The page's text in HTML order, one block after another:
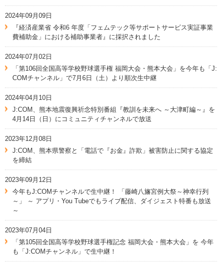
2024年09月09日
『経済産業省 令和6 年度「フェムテック等サポートサービス実証事業
費補助金」における補助事業者』に採択されました
2024年07月02日
「第106回全国高等学校野球選手権 福岡大会・熊本大会」を今年も「J:
COMチャンネル」で7月6日（土）より順次生中継
2024年04月10日
J:COM、熊本地震復興祈念特別番組『教訓を未来へ ～大津町編～』を
4月14日（日）にコミュニティチャンネルで放送
2023年12月08日
J:COM、熊本県警察と「電話で『お金』詐欺」被害防止に関する協定
を締結
2023年09月12日
今年もJ:COMチャンネルで生中継！ 「藤崎八旛宮例大祭～神幸行列
～」 ～ アプリ・You Tubeでもライブ配信、ダイジェスト特番も放送
～
2023年07月04日
「第105回全国高等学校野球選手権記念 福岡大会・熊本大会」を 今年
も「J:COMチャンネル」で生中継！